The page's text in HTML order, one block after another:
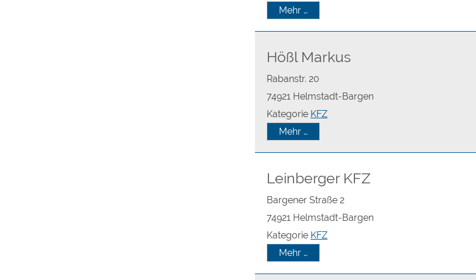
Mehr …
Hößl Markus
Rabanstr. 20
74921 Helmstadt-Bargen
Kategorie KFZ
Mehr …
Leinberger KFZ
Bargener Straße 2
74921 Helmstadt-Bargen
Kategorie KFZ
Mehr …